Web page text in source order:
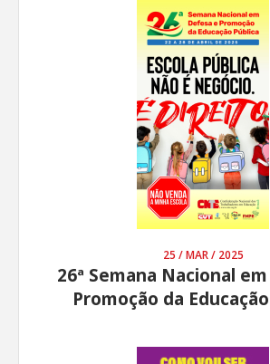
25 / MAR / 2025
26ª Semana Nacional
Promoção da